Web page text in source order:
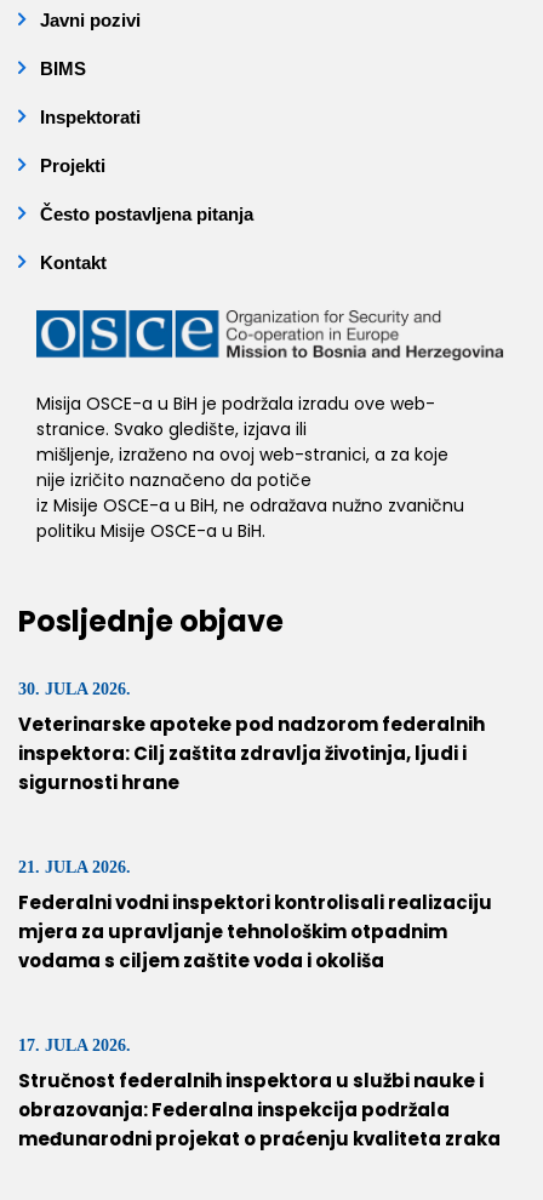
Javni pozivi
BIMS
Inspektorati
Projekti
Često postavljena pitanja
Kontakt
Misija OSCE-a u BiH je podržala izradu ove web-
stranice. Svako gledište, izjava ili
mišljenje, izraženo na ovoj web-stranici, a za koje
nije izričito naznačeno da potiče
iz Misije OSCE-a u BiH, ne odražava nužno zvaničnu
politiku Misije OSCE-a u BiH.
Posljednje objave
30. JULA 2026.
Veterinarske apoteke pod nadzorom federalnih
inspektora: Cilj zaštita zdravlja životinja, ljudi i
sigurnosti hrane
21. JULA 2026.
Federalni vodni inspektori kontrolisali realizaciju
mjera za upravljanje tehnološkim otpadnim
vodama s ciljem zaštite voda i okoliša
17. JULA 2026.
Stručnost federalnih inspektora u službi nauke i
obrazovanja: Federalna inspekcija podržala
međunarodni projekat o praćenju kvaliteta zraka